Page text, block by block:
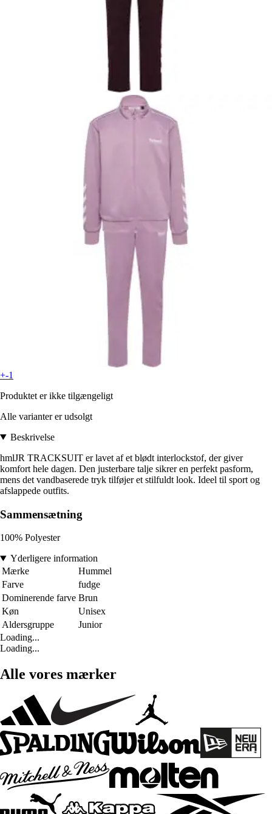
+-1
Produktet er ikke tilgængeligt
Alle varianter er udsolgt
Beskrivelse
hmlJR TRACKSUIT er lavet af et blødt interlockstof, der giver
komfort hele dagen. Den justerbare talje sikrer en perfekt pasform,
mens det vandbaserede tryk tilføjer et stilfuldt look. Ideel til sport og
afslappede outfits.
Sammensætning
100% Polyester
Yderligere information
Mærke
Hummel
Farve
fudge
Dominerende farve Brun
Køn
Unisex
Aldersgruppe
Junior
Loading...
Loading...
Alle vores mærker